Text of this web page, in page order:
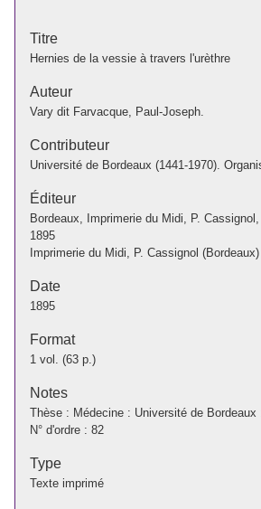
Titre
Hernies de la vessie à travers l'urèthre
Auteur
Vary dit Farvacque, Paul-Joseph.
Contributeur
Université de Bordeaux (1441-1970).
Éditeur
Bordeaux, Imprimerie du Midi, P. Cassignol,
1895
Imprimerie du Midi, P. Cassignol (Bordeaux)
Date
1895
Format
1 vol. (63 p.)
Notes
Thèse : Médecine : Université de Bordeaux
N° d'ordre : 82
Type
Texte imprimé